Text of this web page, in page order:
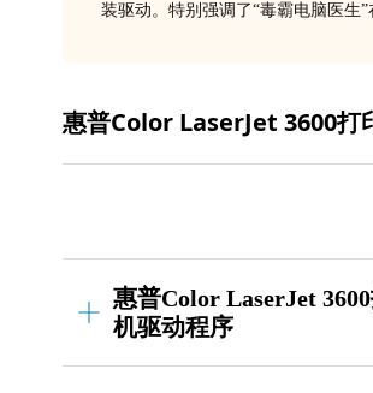
装驱动。特别强调了“毒霸电脑医生
惠普Color LaserJet 3600打
惠普Color LaserJet
机驱动程序